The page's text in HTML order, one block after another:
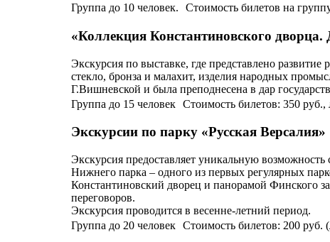
Группа до 10 человек. Стоимость билетов на
«Коллекция Константиновского
Экскурсия по выставке, где представлено
стекло, бронза и малахит, изделия народных
Г.Вишневской и была преподнесена в дар
Группа до 15 человек Стоимость билетов: 350 руб.,
Экскурсии по парку «Русская Версалия»
Экскурсия предоставляет уникальную
Нижнего парка – одного из первых регулярных
Константиновский дворец и панорамой Финского
переговоров.
Экскурсия проводится в весенне-летний период.
Группа до 20 человек Стоимость билетов: 200 руб.